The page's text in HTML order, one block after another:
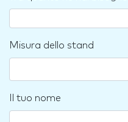
Misura dello stand
Il tuo nome